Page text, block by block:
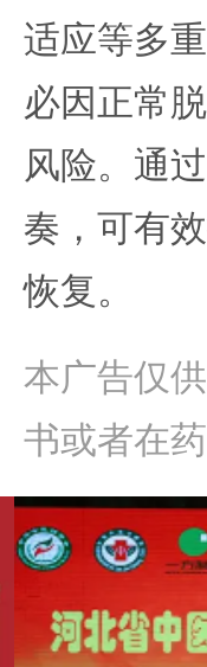
适应等多
必因正常
风险。通
奏，可有
恢复。
本广告仅
书或者在